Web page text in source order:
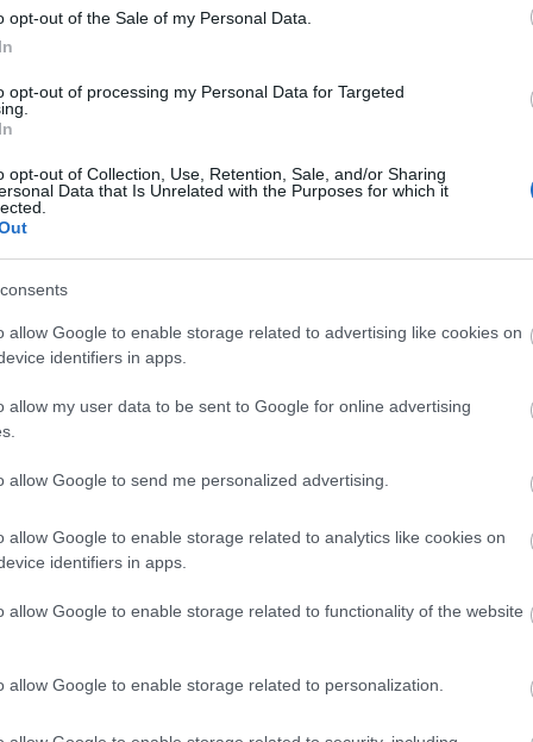
opt-out of the Sale of my Personal Data.
opt-out of processing my Personal Data for Targeted
opt-out of Collection, Use, Retention, Sale, and/or Sharing
Data that Is Unrelated with the Purposes for which it
allow Google to enable storage related to advertising like cookies on
identifiers in apps.
allow my user data to be sent to Google for online advertising
allow Google to send me personalized advertising.
allow Google to enable storage related to analytics like cookies on
identifiers in apps.
allow Google to enable storage related to functionality of the website
allow Google to enable storage related to personalization.
να χρησιμοποιούνται μόνο για τέσσερα
δύο ακόμα. Παρ’ όλα αυτά, τα κοντέινερ
7, 12, 13 και 17 χρόνια, χωρίς να έχουν
Αυτή η παρατεταμένη χρήση χωρίς
φθορές. Οι αίθουσες «στάζουν»
δάπεδα, ενώ σε πολλές περιπτώσεις τα
έχουν υποστεί καθίζηση.
μόνο της έλλειψης χρηματοδότησης,
φορέων. Η Κυβέρνηση, το Υπουργείο
Ελλάδας, η Περιφερειακή Διεύθυνση
Διεύθυνση Πρωτοβάθμιας Εκπαίδευσης
άλλον τις ευθύνες για την κατάσταση,
για την επίλυσή της. Αν και οι
για τις επικίνδυνες συνθήκες, δεν έχουν
διασφαλίσουν τη στέγαση των
κτήρια.